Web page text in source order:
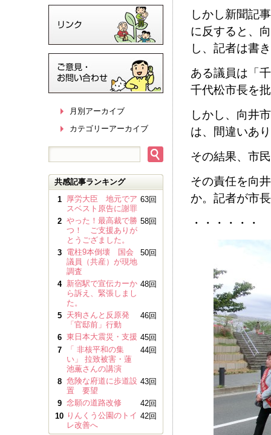
しかし新聞記
に反すると、
し、記者は書
ある議員は「
千代松市長を
しかし、向井
は、間違いあ
その結果、市
その責任を向
か。記者が市
・・・・・・
月別アーカイブ
カテゴリーアーカイブ
共感記事ランキング
1
厚労大臣 地元でア
スベスト原告に謝罪
63回
2 やった！最高裁で勝
つ！ ご支援ありが
とうござました。
58回
3
電柱9本倒壊 国会
議員（共産）が現地
調査
50回
4
新宿駅で宣伝カーか
ら訴え、緊張しまし
た。
48回
5
天狗さんと反原発
「官邸前」行動
46回
6 東日本大震災・支援 45回
7
「 非核平和の集
い」 拉致被害・蓮
池薫さんの講演
44回
8 危険な府道に歩道設
置 要望
43回
9 念願の道路改修
42回
10 りんくう公園のトイ
レ改善へ
42回